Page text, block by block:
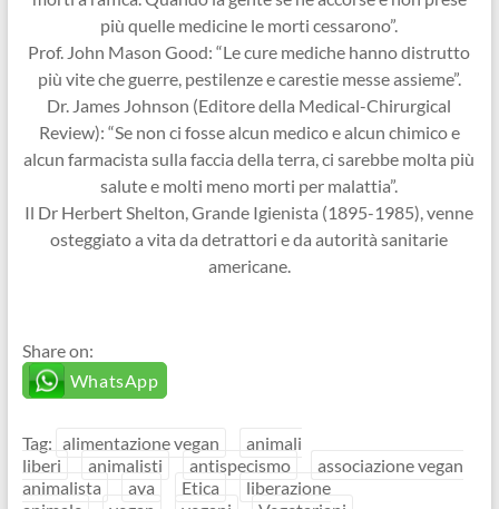
più quelle medicine le morti cessarono”.
Prof. John Mason Good: “Le cure mediche hanno distrutto
più vite che guerre, pestilenze e carestie messe assieme”.
Dr. James Johnson (Editore della Medical-Chirurgical
Review): “Se non ci fosse alcun medico e alcun chimico e
alcun farmacista sulla faccia della terra, ci sarebbe molta più
salute e molti meno morti per malattia”.
Il Dr Herbert Shelton, Grande Igienista (1895-1985), venne
osteggiato a vita da detrattori e da autorità sanitarie
americane.
Share on:
WhatsApp
Tag: alimentazione vegan
animali
liberi
animalisti antispecismo
associazione vegan
animalista
ava Etica
liberazione